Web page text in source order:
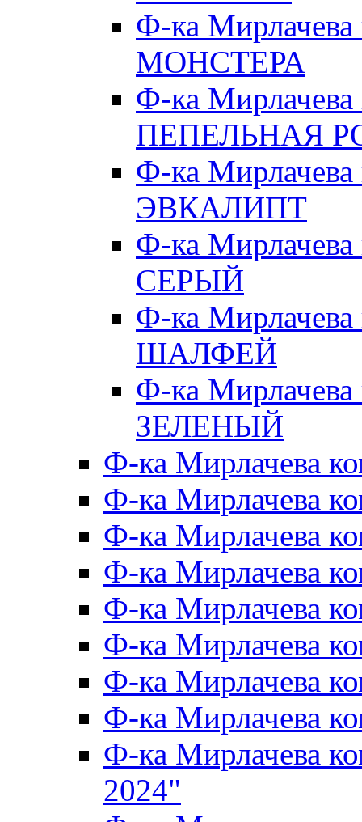
Ф-ка
МОНСТЕРА
Ф-ка
ПЕПЕЛЬНАЯ
Ф-ка
ЭВКАЛИПТ
Ф-ка
СЕРЫЙ
Ф-ка
ШАЛФЕЙ
Ф-ка
ЗЕЛЕНЫЙ
Ф-ка Мирлачева
Ф-ка Мирлачева
Ф-ка Мирлачева
Ф-ка Мирлачева
Ф-ка Мирлачева
Ф-ка Мирлачева
Ф-ка Мирлачева
Ф-ка Мирлачева
Ф-ка Мирлачева
2024"